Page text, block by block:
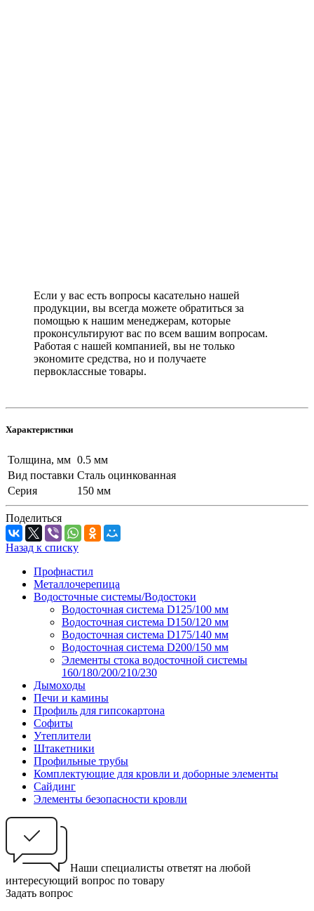
Если у вас есть вопросы касательно нашей
продукции, вы всегда можете обратиться за
помощью к нашим менеджерам, которые
проконсультируют вас по всем вашим вопросам.
Работая с нашей компанией, вы не только
экономите средства, но и получаете
первоклассные товары.
Характеристики
Толщина, мм 0.5 мм
Вид поставки Сталь оцинкованная
Серия
150 мм
Поделиться
Назад к списку
Профнастил
Металлочерепица
Водосточные системы/Водостоки
Водосточная система D125/100 мм
Водосточная система D150/120 мм
Водосточная система D175/140 мм
Водосточная система D200/150 мм
Элементы стока водосточной системы
160/180/200/210/230
Дымоходы
Печи и камины
Профиль для гипсокартона
Софиты
Утеплители
Штакетники
Профильные трубы
Комплектующие для кровли и доборные элементы
Сайдинг
Элементы безопасности кровли
Наши специалисты ответят на любой
интересующий вопрос по товару
Задать вопрос